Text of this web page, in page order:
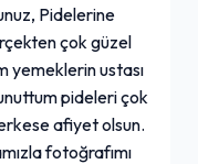
Pidelerine
çok güzel
yemeklerin ustası
pideleri çok
afiyet olsun.
fotoğrafımı